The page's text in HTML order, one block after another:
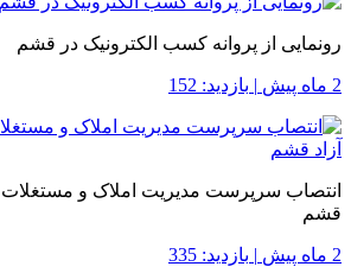
رونمایی از پروانه کسب الکترونیک در قشم
2 ماه پیش | بازدید: 152
انتصاب سرپرست مدیریت املاک و مستغلات
قشم
2 ماه پیش | بازدید: 335